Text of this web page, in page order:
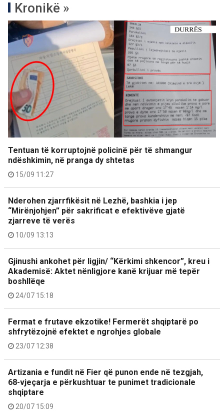
Kronikë »
Tentuan të korruptojnë policinë për të shmangur
ndëshkimin, në pranga dy shtetas
15/09 11:27
Nderohen zjarrfikësit në Lezhë, bashkia i jep
“Mirënjohjen” për sakrificat e efektivëve gjatë
zjarreve të verës
10/09 13:13
Gjinushi ankohet për ligjin/ “Kërkimi shkencor”, kreu i
Akademisë: Aktet nënligjore kanë krijuar më tepër
boshllëqe
24/07 15:18
Fermat e frutave ekzotike! Fermerët shqiptarë po
shfrytëzojnë efektet e ngrohjes globale
23/07 12:38
Artizania e fundit në Fier që punon ende në tezgjah,
68-vjeçarja e përkushtuar te punimet tradicionale
shqiptare
20/07 15:09